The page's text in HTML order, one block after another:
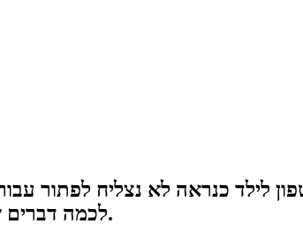
לילד כנראה לא נצליח לפתור
לכמה דברים שכדאי לחשוב עליהם לפני שאתם מקבלים החלטה.